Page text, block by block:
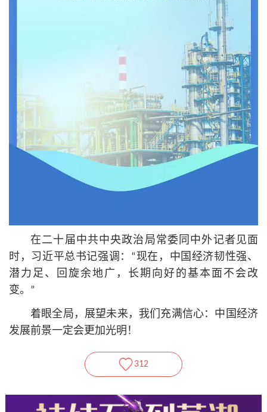
在二十届中共中央政治局常委同中外记者见面
时，习近平总书记强调：“现在，中国经济韧性强、
潜力足、回旋余地广，长期向好的基本面不会改
变。”
着眼全局，展望未来，我们充满信心：中国经济
发展前景一定会更加光明！
312